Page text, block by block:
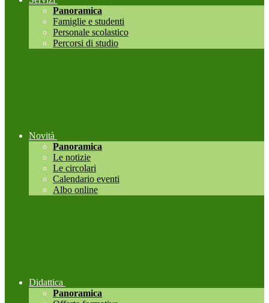
Panoramica
Famiglie e studenti
Personale scolastico
Percorsi di studio
Novità
Panoramica
Le notizie
Le circolari
Calendario eventi
Albo online
Didattica
Panoramica